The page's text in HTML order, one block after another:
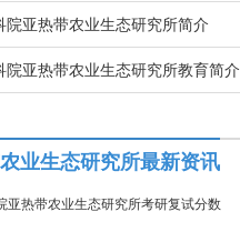
院亚热带农业生态研究所简介
院亚热带农业生态研究所教育简介
业生态研究所最新资讯
亚热带农业生态研究所考研复试分数